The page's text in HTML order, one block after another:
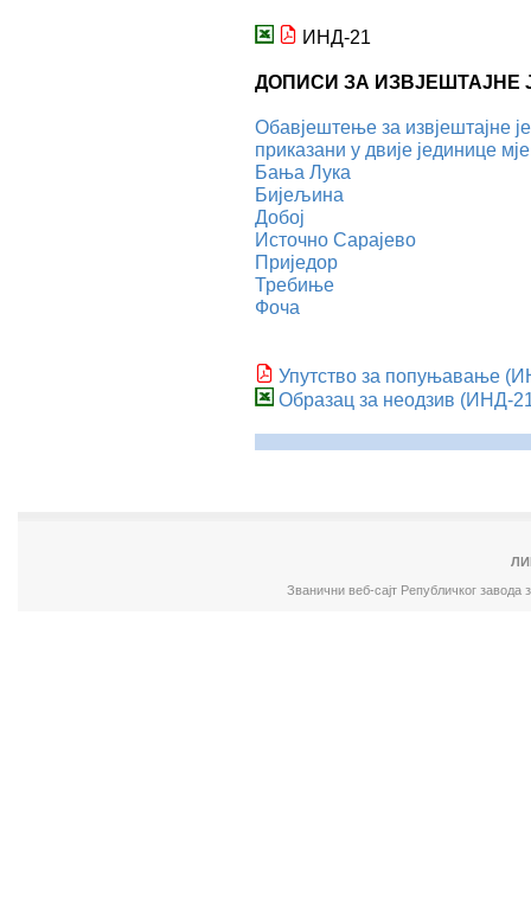
ИНД-21
ДОПИСИ ЗА ИЗВЈЕШТАЈНЕ
Обавјештење за извјештајне
приказани у двије јединице
Бања Лука
Бијељина
Добој
Источно Сарајево
Приједор
Требиње
Фоча
Упутство за попуњавање
Образац за неодзив (ИНД-
Званични веб-сајт Републичког